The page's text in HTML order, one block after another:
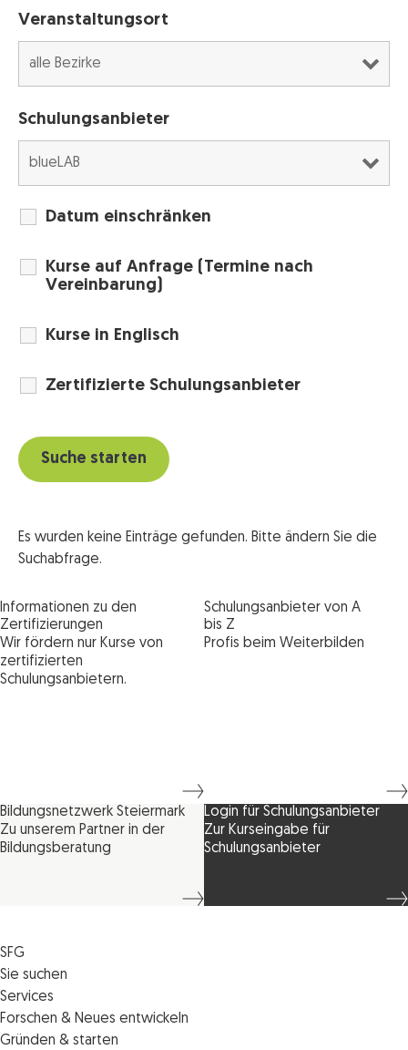
Veranstaltungsort
Schulungsanbieter
Datum einschränken
Kurse auf Anfrage (Termine nach
Vereinbarung)
Kurse in Englisch
Zertifizierte Schulungsanbieter
Es wurden keine Einträge gefunden. Bitte ändern Sie die
Suchabfrage.
Informationen zu den
Zertifizierungen
Wir fördern nur Kurse von
zertifizierten
Schulungsanbietern.
Schulungsanbieter von A
bis Z
Profis beim Weiterbilden
Bildungsnetzwerk Steiermark
Zu unserem Partner in der
Bildungsberatung
Login für Schulungsanbieter
Zur Kurseingabe für
Schulungsanbieter
SFG
Die SFG
Jobs
Medienservice
Informiert bleiben
Sie suchen
Förderungen
Finanzierungen
Standortentwicklung
Services
Veranstaltungen
News
Forschen & Neues entwickeln
Standortcoaching
Gründen & starten